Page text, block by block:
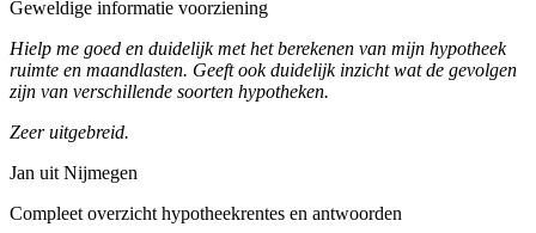
Geweldige informatie voorziening
Hielp me goed en duidelijk met het berekenen van mijn hypotheek
ruimte en maandlasten. Geeft ook duidelijk inzicht wat de gevolgen
zijn van verschillende soorten hypotheken.
Zeer uitgebreid.
Jan uit Nijmegen
Compleet overzicht hypotheekrentes en antwoorden